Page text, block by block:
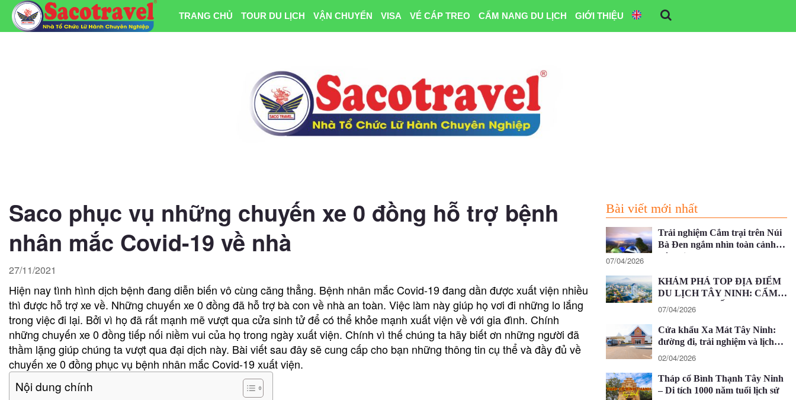
TRANG CHỦ TOUR DU LỊCH VẬN CHUYỂN VISA VÉ CÁP TREO CẨM NANG DU LỊCH GIỚI THIỆU
Saco phục vụ những chuyến xe 0 đồng hỗ trợ bệnh
nhân mắc Covid-19 về nhà
27/11/2021
Hiện nay tình hình dịch bệnh đang diễn biến vô cùng căng thẳng. Bệnh nhân mắc Covid-19 đang dần được xuất viện nhiều
thì được hỗ trợ xe về. Những chuyến xe 0 đồng đã hỗ trợ bà con về nhà an toàn. Việc làm này giúp họ vơi đi những lo lắng
trong việc đi lại. Bởi vì họ đã rất mạnh mẽ vượt qua cửa sinh tử để có thể khỏe mạnh xuất viện về với gia đình. Chính
những chuyến xe 0 đồng tiếp nối niềm vui của họ trong ngày xuất viện. Chính vì thế chúng ta hãy biết ơn những người đã
thầm lặng giúp chúng ta vượt qua đại dịch này. Bài viết sau đây sẽ cung cấp cho bạn những thông tin cụ thể và đầy đủ về
chuyến xe 0 đồng phục vụ bệnh nhân mắc Covid-19 xuất viện.
Nội dung chính
Bài viết mới nhất
Trải nghiệm Cắm trại trên Núi
Bà Đen ngắm nhìn toàn cảnh
Tây Ninh
07/04/2026
KHÁM PHÁ TOP ĐỊA ĐIỂM
DU LỊCH TÂY NINH: CẨM
NANG CHI TIẾT 2026
07/04/2026
Cửa khẩu Xa Mát Tây Ninh:
đường đi, trải nghiệm và lịch
trình 1 ngày
02/04/2026
Tháp cổ Bình Thạnh Tây Ninh
– Di tích 1000 năm tuổi lịch sử